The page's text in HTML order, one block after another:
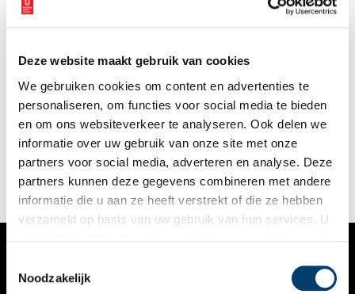
Deze website maakt gebruik van cookies
We gebruiken cookies om content en advertenties te
personaliseren, om functies voor social media te bieden
en om ons websiteverkeer te analyseren. Ook delen we
informatie over uw gebruik van onze site met onze
partners voor social media, adverteren en analyse. Deze
partners kunnen deze gegevens combineren met andere
informatie die u aan ze heeft verstrekt of die ze hebben
verzameld op basis van uw gebruik van hun services. U
Noodzakelijk
Voor de droogmaking van de Schermeer in 1634 is
Schermerhorn een zogenaamde overslagplaats. De agrarische
producten uit de Beemster worden naar het dorp gebracht.
Daarna brengen schippers de producten over de Schermeer via
het Zeglis naar de markt in Alkmaar.
VERHALEN